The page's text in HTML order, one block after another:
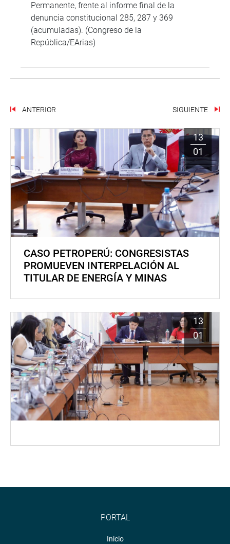
Permanente, frente al informe final de la
denuncia constitucional 285, 287 y 369
(acumuladas). (Congreso de la
República/EArias)
ANTERIOR SIGUIENTE
13
01
CASO PETROPERÚ: CONGRESISTAS
PROMUEVEN INTERPELACIÓN AL
TITULAR DE ENERGÍA Y MINAS
13
01
PORTAL
Inicio